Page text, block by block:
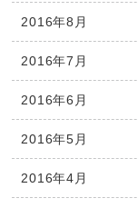
2016年8月
2016年7月
2016年6月
2016年5月
2016年4月